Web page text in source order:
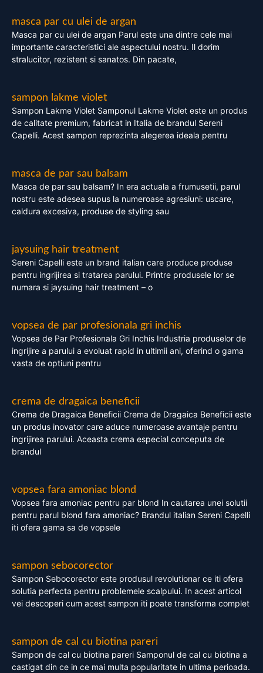
masca par cu ulei de argan
Masca par cu ulei de argan Parul este una dintre cele mai
importante caracteristici ale aspectului nostru. Il dorim
stralucitor, rezistent si sanatos. Din pacate,
sampon lakme violet
Sampon Lakme Violet Samponul Lakme Violet este un produs
de calitate premium, fabricat in Italia de brandul Sereni
Capelli. Acest sampon reprezinta alegerea ideala pentru
masca de par sau balsam
Masca de par sau balsam? In era actuala a frumusetii, parul
nostru este adesea supus la numeroase agresiuni: uscare,
caldura excesiva, produse de styling sau
jaysuing hair treatment
Sereni Capelli este un brand italian care produce produse
pentru ingrijirea si tratarea parului. Printre produsele lor se
numara si jaysuing hair treatment – o
vopsea de par profesionala gri inchis
Vopsea de Par Profesionala Gri Inchis Industria produselor de
ingrijire a parului a evoluat rapid in ultimii ani, oferind o gama
vasta de optiuni pentru
crema de dragaica beneficii
Crema de Dragaica Beneficii Crema de Dragaica Beneficii este
un produs inovator care aduce numeroase avantaje pentru
ingrijirea parului. Aceasta crema especial conceputa de
brandul
vopsea fara amoniac blond
Vopsea fara amoniac pentru par blond In cautarea unei solutii
pentru parul blond fara amoniac? Brandul italian Sereni Capelli
iti ofera gama sa de vopsele
sampon sebocorector
Sampon Sebocorector este produsul revolutionar ce iti ofera
solutia perfecta pentru problemele scalpului. In acest articol
vei descoperi cum acest sampon iti poate transforma complet
sampon de cal cu biotina pareri
Sampon de cal cu biotina pareri Samponul de cal cu biotina a
castigat din ce in ce mai multa popularitate in ultima perioada.